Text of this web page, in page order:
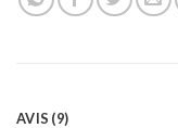
AVIS (9)